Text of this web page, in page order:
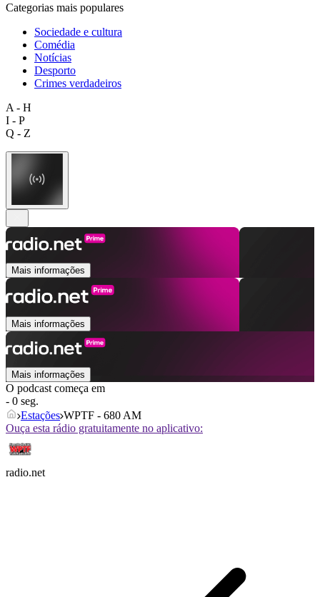
Categorias mais populares
Sociedade e cultura
Comédia
Notícias
Desporto
Crimes verdadeiros
A - H
I - P
Q - Z
Mais informações
Mais informações
Mais informações
O podcast começa em
- 0 seg.
Estações WPTF - 680 AM
Ouça esta rádio gratuitamente no aplicativo:
radio.net